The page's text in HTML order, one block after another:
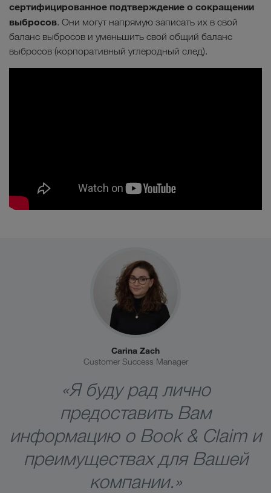
сертифицированное подтверждение о сокращении
выбросов. Они могут напрямую записать их в свой
баланс выбросов и уменьшить свой общий баланс
выбросов (корпоративный углеродный след).
Carina Zach
Customer Success Manager
«Я буду рад лично
предоставить Вам
информацию о Book & Claim и
преимуществах для Вашей
компании.»